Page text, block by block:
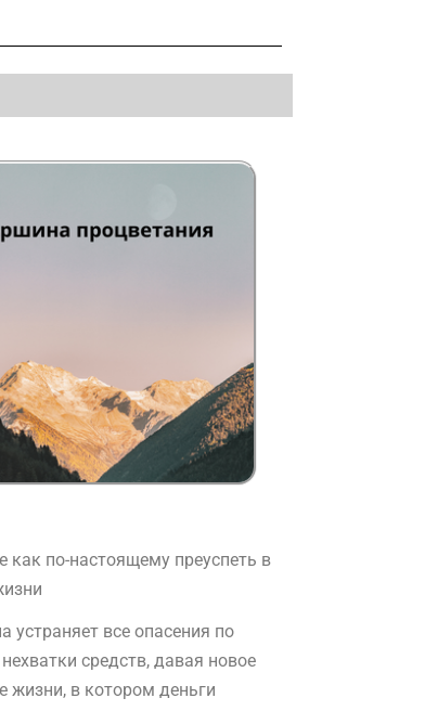
как по-настоящему преуспеть в
устраняет все опасения по
средств, давая новое
жизни, в котором деньги